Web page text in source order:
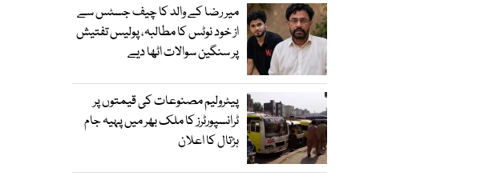
میر رضا کے والد کا چیف جسٹس سے
از خود نوٹس کا مطالبہ، پولیس تفتیش
پر سنگین سوالات اٹھا دیے
پیٹرولیم مصنوعات کی قیمتوں پر
ٹرانسپورٹرز کا ملک بھر میں پہیہ جام
ہڑتال کا اعلان